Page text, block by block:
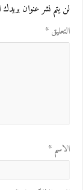
لن يتم نشر عنوان
التعليق*
الاسم*